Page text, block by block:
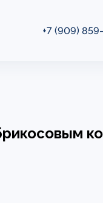
+7 (909)